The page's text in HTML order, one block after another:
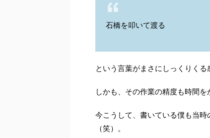
石橋を叩いて渡る
という言葉がまさにしっくりくる
しかも、その作業の精度も時間を
今こうして、書いている僕も当
（笑）。